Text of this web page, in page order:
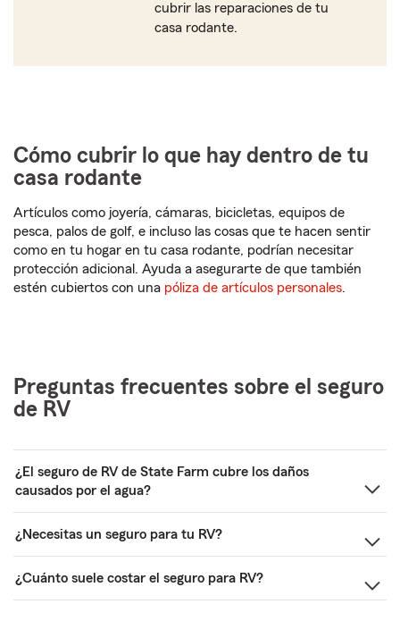
cubrir las reparaciones de tu
casa rodante.
Cómo cubrir lo que hay dentro de tu
casa rodante
Artículos como joyería, cámaras, bicicletas, equipos de
pesca, palos de golf, e incluso las cosas que te hacen sentir
como en tu hogar en tu casa rodante, podrían necesitar
protección adicional. Ayuda a asegurarte de que también
estén cubiertos con una póliza de artículos personales.
Preguntas frecuentes sobre el seguro
de RV
¿El seguro de RV de State Farm cubre los daños
causados por el agua?
¿Necesitas un seguro para tu RV?
¿Cuánto suele costar el seguro para RV?